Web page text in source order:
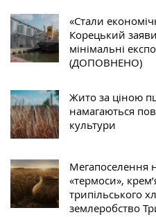
«Стали
Корецький
мінімальні
(ДОПОВНЕНО)
Жито за ціною
намагаються
культури
Мегапоселення
«термоси»,
трипільського
землеробство